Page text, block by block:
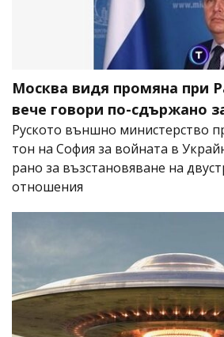
Москва видя промяна при
вече говори по-сдържано
Руското външно министерство
тон на София за войната в
рано за възстановяване на
отношения